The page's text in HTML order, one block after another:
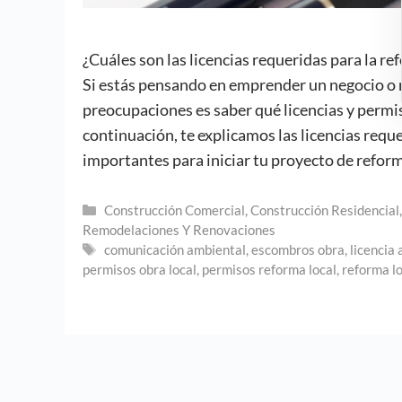
¿Cuáles son las licencias requeridas para la
Si estás pensando en emprender un negocio
preocupaciones es saber qué licencias y
continuación, te explicamos las licencias
importantes para iniciar tu proyecto de
Categorías
Construcción Comercial,Construcción Residencial
Remodelaciones Y Renovaciones
Etiquetas
comunicación ambiental,escombros obra, licencia
permisos obra local, permisos reforma local, reforma